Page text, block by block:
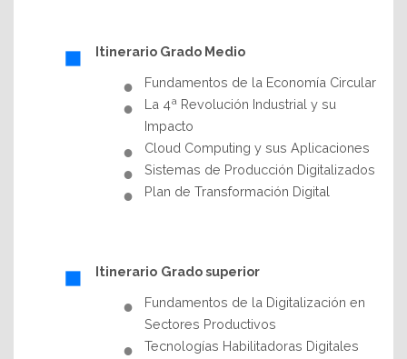
Itinerario Grado Medio
Fundamentos de la Economía Circular
La 4ª Revolución Industrial y su
Impacto
Cloud Computing y sus Aplicaciones
Sistemas de Producción Digitalizados
Plan de Transformación Digital
Itinerario Grado superior
Fundamentos de la Digitalización en
Sectores Productivos
Tecnologías Habilitadoras Digitales